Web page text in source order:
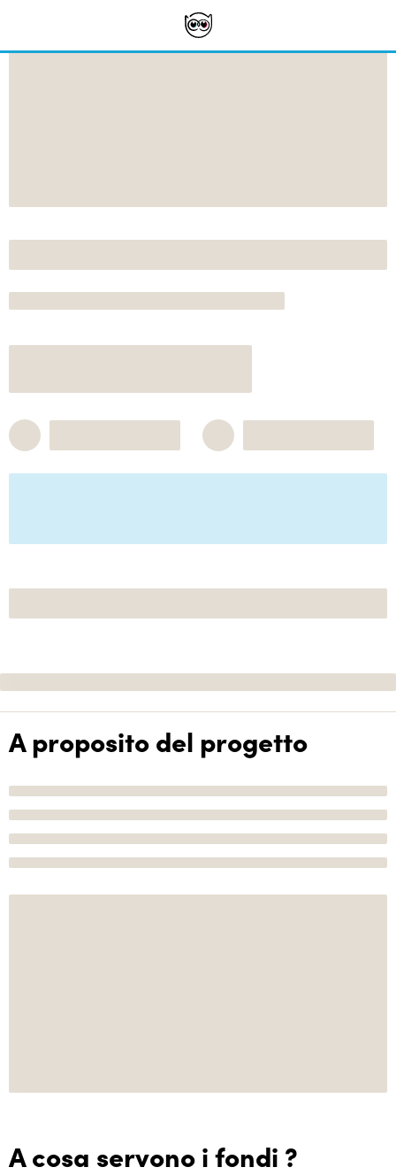
A proposito del progetto
A cosa servono i fondi ?